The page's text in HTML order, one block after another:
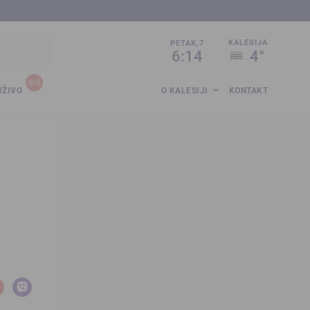
PETAK,7
6:14
KALESIJA
4°
O KALESIJI KONTAKT